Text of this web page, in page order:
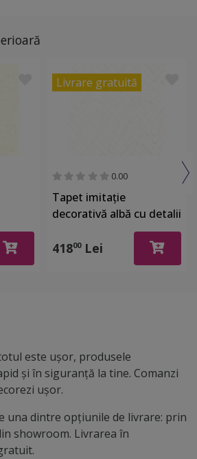
Livrare gratuită
0.00
Tapet imitaţie
decorativă albă cu detalii
argintii, Marburg 32034
41800Lei
este ușor, produsele
și în siguranță la tine. Comanzi
ușor.
una dintre opțiunile de livrare: prin
showroom. Livrarea în